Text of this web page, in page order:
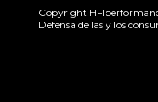
Copyright
Defensa de las y los